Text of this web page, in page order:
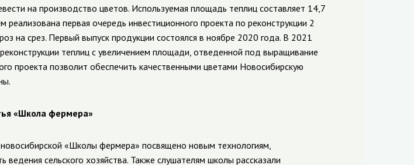
на производство цветов. Используемая площадь теплиц составляет 14,7
реализована первая очередь инвестиционного проекта по реконструкции 2
на срез. Первый выпуск продукции состоялся в ноябре 2020 года. В 2021
теплиц с увеличением площади, отведенной под выращивание
проекта позволит обеспечить качественными цветами Новосибирскую
«Школа фермера»
«Школы фермера» посвящено новым технологиям,
сельского хозяйства. Также слушателям школы рассказали